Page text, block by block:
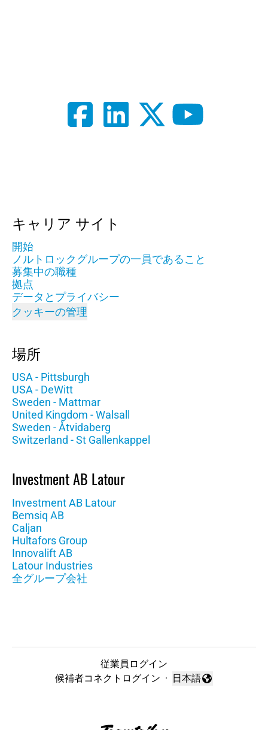
キャリア サイト
開始
ノルトロックグループの一員であること
募集中の職種
拠点
データとプライバシー
クッキーの管理
場所
USA - Pittsburgh
USA - DeWitt
Sweden - Mattmar
United Kingdom - Walsall
Sweden - Åtvidaberg
Switzerland - St Gallenkappel
Investment AB Latour
Investment AB Latour
Bemsiq AB
Caljan
Hultafors Group
Innovalift AB
Latour Industries
全グループ会社
従業員ログイン
候補者コネクトログイン ·
言語を変更
日本語